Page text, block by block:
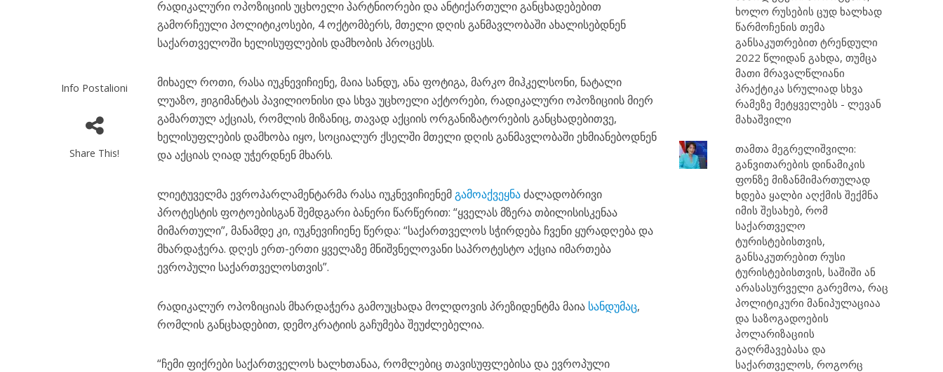
Info Postalioni
Share This!
რადიკალური ოპოზიციის უცხოელი პარტნიორები და ანტიქართული განცხადებებით
გამორჩეული პოლიტიკოსები, 4 ოქტომბერს, მთელი დღის განმავლობაში ახალისებდნენ
საქართველოში ხელისუფლების დამხობის პროცესს.
მიხაელ როთი, რასა იუკნევიჩიენე, მაია სანდუ, ანა ფოტიგა, მარკო მიჰკელსონი, ნატალი
ლუაზო, ჟიგიმანტას პავილიონისი და სხვა უცხოელი აქტორები, რადიკალური ოპოზიციის მიერ
გამართულ აქციას, რომლის მიზანიც, თავად აქციის ორგანიზატორების განცხადებითვე,
ხელისუფლების დამხობა იყო, სოციალურ ქსელში მთელი დღის განმავლობაში ეხმიანებოდნენ
და აქციას ღიად უჭერდნენ მხარს.
ლიეტუველმა ევროპარლამენტარმა რასა იუკნევიჩიენემგამოაქვეყნაძალადობრივი
პროტესტის ფოტოებისგან შემდგარი ბანერი წარწერით: “ყველას მზერა თბილისისკენაა
მიმართული”, მანამდე კი, იუკნევიჩიენე წერდა: “საქართველოს სჭირდება ჩვენი ყურადღება და
მხარდაჭერა. დღეს ერთ-ერთი ყველაზე მნიშვნელოვანი საპროტესტო აქცია იმართება
ევროპული საქართველოსთვის”.
რადიკალურ ოპოზიციას მხარდაჭერა გამოუცხადა მოლდოვის პრეზიდენტმა მაია სანდუმაც,
რომლის განცხადებით, დემოკრატიის გაჩუმება შეუძლებელია.
“ჩემი ფიქრები საქართველოს ხალხთანაა, რომლებიც თავისუფლებისა და ევროპული
ხოლო რუსების ცუდ ხალხად
წარმოჩენის თემა
განსაკუთრებით ტრენდული
2022 წლიდან გახდა, თუმცა
მათი მრავალწლიანი
პრაქტიკა სრულიად სხვა
რამეზე მეტყველებს - ლევან
მახაშვილი
თამთა მეგრელიშვილი:
განვითარების დინამიკის
ფონზე მიზანმიმართულად
ხდება ყალბი აღქმის შექმნა
იმის შესახებ, რომ
საქართველო
ტურისტებისთვის,
განსაკუთრებით რუსი
ტურისტებისთვის, საშიში ან
არასასურველი გარემოა, რაც
პოლიტიკური მანიპულაციაა
და საზოგადოების
პოლარიზაციის
გაღრმავებასა და
საქართველოს, როგორც